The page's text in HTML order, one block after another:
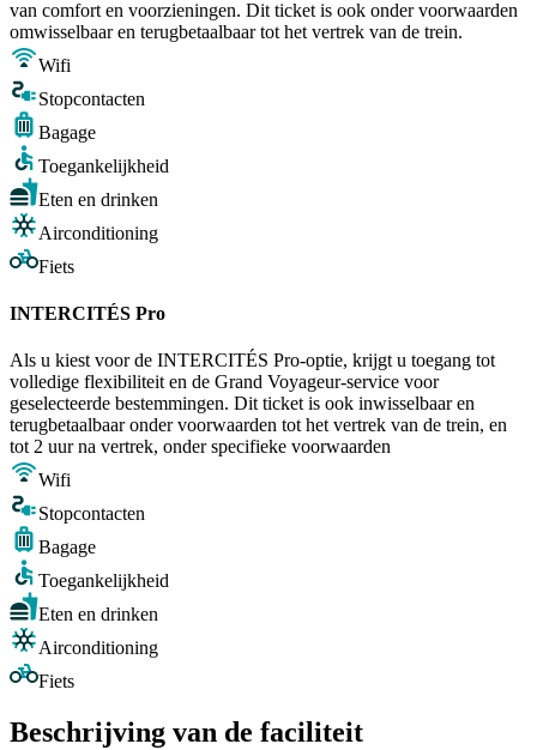
van comfort en voorzieningen. Dit ticket is ook onder voorwaarden
omwisselbaar en terugbetaalbaar tot het vertrek van de trein.
Wifi
Stopcontacten
Bagage
Toegankelijkheid
Eten en drinken
Airconditioning
Fiets
INTERCITÉS Pro
Als u kiest voor de INTERCITÉS Pro-optie, krijgt u toegang tot
volledige flexibiliteit en de Grand Voyageur-service voor
geselecteerde bestemmingen. Dit ticket is ook inwisselbaar en
terugbetaalbaar onder voorwaarden tot het vertrek van de trein, en
tot 2 uur na vertrek, onder specifieke voorwaarden
Wifi
Stopcontacten
Bagage
Toegankelijkheid
Eten en drinken
Airconditioning
Fiets
Beschrijving van de faciliteit